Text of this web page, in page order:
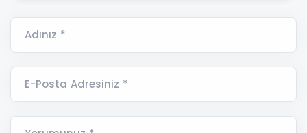
Adınız *
E-Posta Adresiniz *